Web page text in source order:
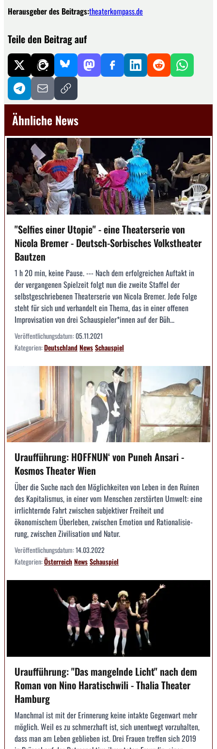
Herausgeber des Beitrags:theaterkompass.de
Teile den Beitrag auf
Ähnliche News
"Selfies einer Utopie" - eine Theaterserie von
Nicola Bremer - Deutsch-Sorbisches Volkstheater
Bautzen
1 h 20 min, keine Pause. --- Nach dem erfolgreichen Auftakt in
der vergangenen Spielzeit folgt nun die zweite Staffel der
selbstgeschriebenen Theaterserie von Nicola Bremer. Jede Folge
steht für sich und verhandelt ein Thema, das in einer offenen
Improvisation von drei Schauspieler*innen auf der Büh...
Veröffentlichungsdatum:05.11.2021
Kategorien:DeutschlandNewsSchauspiel
Uraufführung: HOFFNUN‘ von Puneh Ansari -
Kosmos Theater Wien
Über die Suche nach den Möglichkeiten von Leben in den Ruinen
des Kapitalismus, in einer vom Menschen zerstörten Umwelt: eine
irrlichternde Fahrt zwischen subjektiver Freiheit und
ökonomischem Überleben, zwischen Emotion und Rationalisie­
rung, zwischen Zivilisation und Natur.
Veröffentlichungsdatum:14.03.2022
Kategorien:ÖsterreichNewsSchauspiel
Uraufführung: "Das mangelnde Licht" nach dem
Roman von Nino Haratischwili - Thalia Theater
Hamburg
Manchmal ist mit der Erinnerung keine intakte Gegenwart mehr
möglich. Weil es zu schmerzhaft ist, sich unentwegt vorzuhalten,
dass man am Leben geblieben ist. Drei Frauen treffen sich 2019